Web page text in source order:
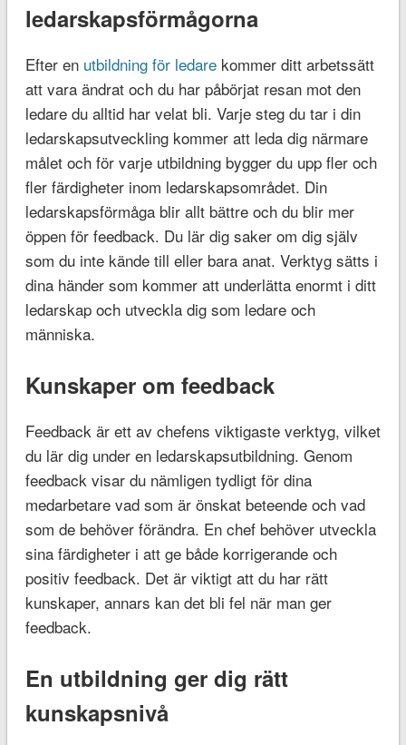
ledarskapsförmågorna
Efter en utbildning för ledarekommer ditt arbetssätt
att vara ändrat och du har påbörjat resan mot den
ledare du alltid har velat bli. Varje steg du tar i din
ledarskapsutveckling kommer att leda dig närmare
målet och för varje utbildning bygger du upp fler och
fler färdigheter inom ledarskapsområdet. Din
ledarskapsförmåga blir allt bättre och du blir mer
öppen för feedback. Du lär dig saker om dig själv
som du inte kände till eller bara anat. Verktyg sätts i
dina händer som kommer att underlätta enormt i ditt
ledarskap och utveckla dig som ledare och
människa.
Kunskaper om feedback
Feedback är ett av chefens viktigaste verktyg, vilket
du lär dig under en ledarskapsutbildning. Genom
feedback visar du nämligen tydligt för dina
medarbetare vad som är önskat beteende och vad
som de behöver förändra. En chef behöver utveckla
sina färdigheter i att ge både korrigerande och
positiv feedback. Det är viktigt att du har rätt
kunskaper, annars kan det bli fel när man ger
feedback.
En utbildning ger dig rätt
kunskapsnivå